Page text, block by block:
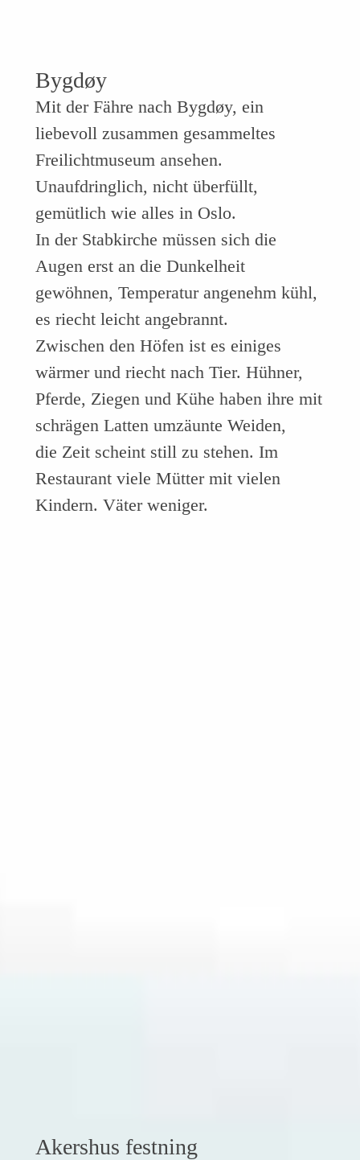
Bygdøy
Mit der Fähre nach Bygdøy, ein
liebevoll zusammen gesammeltes
Freilichtmuseum ansehen.
Unaufdringlich, nicht überfüllt,
gemütlich wie alles in Oslo.
In der Stabkirche müssen sich die
Augen erst an die Dunkelheit
gewöhnen, Temperatur angenehm kühl,
es riecht leicht angebrannt.
Zwischen den Höfen ist es einiges
wärmer und riecht nach Tier. Hühner,
Pferde, Ziegen und Kühe haben ihre mit
schrägen Latten umzäunte Weiden,
die Zeit scheint still zu stehen. Im
Restaurant viele Mütter mit vielen
Kindern. Väter weniger.
Akershus festning